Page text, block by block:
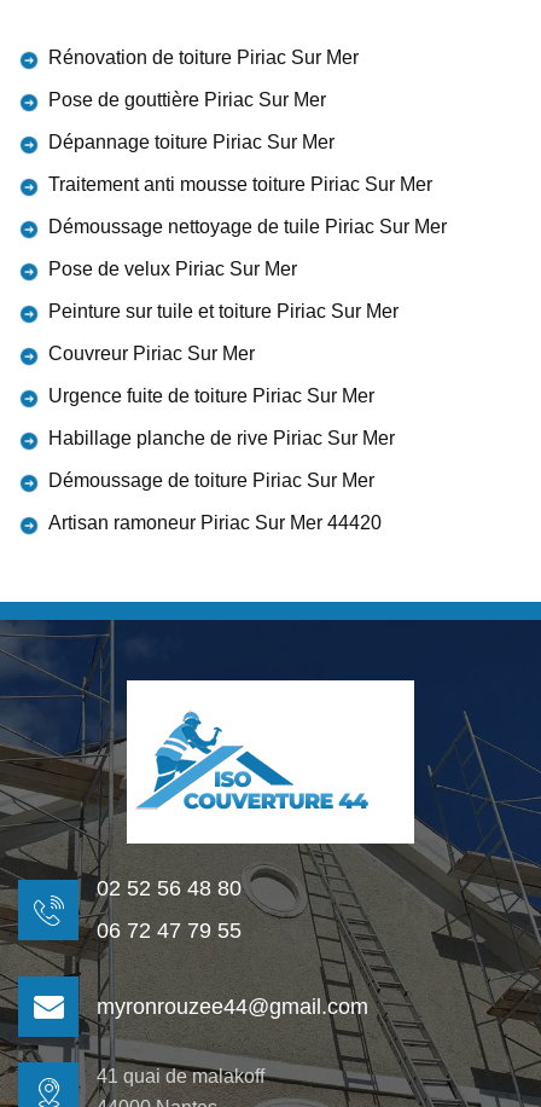
Rénovation de toiture Piriac Sur Mer
Pose de gouttière Piriac Sur Mer
Dépannage toiture Piriac Sur Mer
Traitement anti mousse toiture Piriac Sur Mer
Démoussage nettoyage de tuile Piriac Sur Mer
Pose de velux Piriac Sur Mer
Peinture sur tuile et toiture Piriac Sur Mer
Couvreur Piriac Sur Mer
Urgence fuite de toiture Piriac Sur Mer
Habillage planche de rive Piriac Sur Mer
Démoussage de toiture Piriac Sur Mer
Artisan ramoneur Piriac Sur Mer 44420
02 52 56 48 80
06 72 47 79 55
myronrouzee44@gmail.com
41 quai de malakoff